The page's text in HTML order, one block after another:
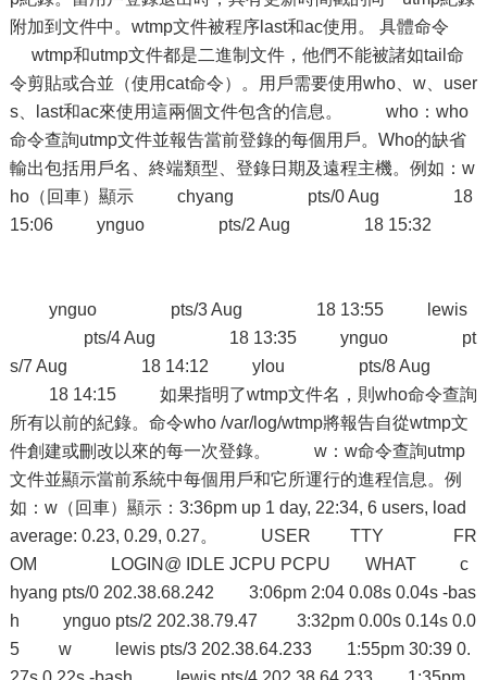
附加到文件中。wtmp文件被程序last和ac使用。 具體命令
wtmp和utmp文件都是二進制文件，他們不能被諸如tail命
令剪貼或合並（使用cat命令）。用戶需要使用who、w、user
s、last和ac來使用這兩個文件包含的信息。 who：who
命令查詢utmp文件並報告當前登錄的每個用戶。Who的缺省
輸出包括用戶名、終端類型、登錄日期及遠程主機。例如：w
ho（回車）顯示 chyang pts/0 Aug 18
15:06 ynguo pts/2 Aug 18 15:32
ynguo pts/3 Aug 18 13:55 lewis
pts/4 Aug 18 13:35 ynguo pt
s/7 Aug 18 14:12 ylou pts/8 Aug
18 14:15 如果指明了wtmp文件名，則who命令查詢
所有以前的紀錄。命令who /var/log/wtmp將報告自從wtmp文
件創建或刪改以來的每一次登錄。 w：w命令查詢utmp
文件並顯示當前系統中每個用戶和它所運行的進程信息。例
如：w（回車）顯示：3:36pm up 1 day, 22:34, 6 users, load
average: 0.23, 0.29, 0.27。 USER TTY FR
OM LOGIN@ IDLE JCPU PCPU WHAT c
hyang pts/0 202.38.68.242 3:06pm 2:04 0.08s 0.04s -bas
h ynguo pts/2 202.38.79.47 3:32pm 0.00s 0.14s 0.0
5 w lewis pts/3 202.38.64.233 1:55pm 30:39 0.